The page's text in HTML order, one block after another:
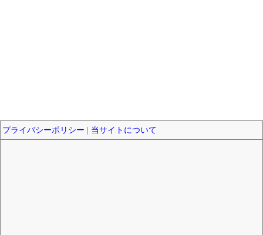
プライバシーポリシー 当サイトについて